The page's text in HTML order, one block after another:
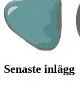
Senaste inlägg